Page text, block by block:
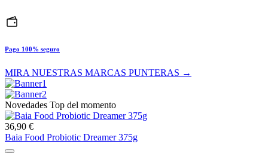
Pago 100% seguro
MIRA NUESTRAS MARCAS PUNTERAS →
Novedades Top del momento
36,90 €
Baia Food Probiotic Dreamer 375g